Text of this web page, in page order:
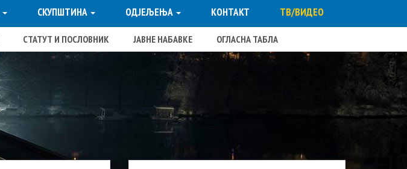
СКУПШТИНА ОДЈЕЉЕЊА КОНТАКТ ТВ/ВИДЕО
СТАТУТ И ПОСЛОВНИК ЈАВНЕ НАБАВКЕ ОГЛАСНА ТАБЛА